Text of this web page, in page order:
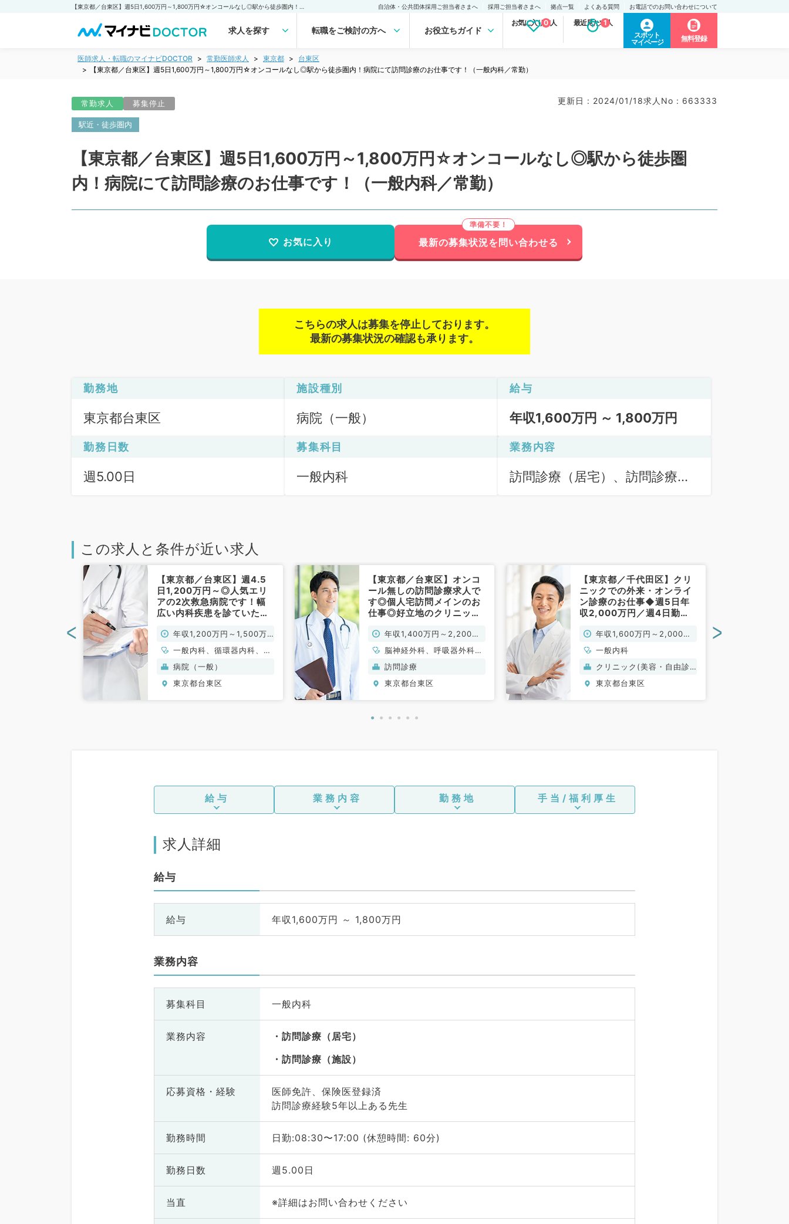
自治体・公共団体採用ご担当者さまへ 採用ご担当者さまへ 拠点一覧 よくある質問 お電話でのお問い合わせについて
求人を探す 転職をご検討の方へ お役立ちガイド
お気に入り求人
0 最近見た求人
1
スポット
マイページ
無料登録
医師求人・転職のマイナビDOCTOR 常勤医師求人 東京都
台東区
【東京都／台東区】週5日1,600万円～1,800万円☆オンコールなし◎駅から徒歩圏内！病院にて訪問診療のお仕事です！（一般内科／常勤）
常勤求人 募集停止 更新日 : 2024/01/18求人No : 663333
駅近・徒歩圏内
【東京都／台東区】週5日1,600万円～1,800万円☆オンコールなし◎駅から徒歩圏
内！病院にて訪問診療のお仕事です！（一般内科／常勤）
お気に入り 最新の募集状況を問い合わせる
こちらの求人は募集を停止しております。
最新の募集状況の確認も承ります。
勤務地
東京都台東区
施設種別
病院（一般）
給与
年収1,600万円 ～ 1,800万円
勤務日数
週5.00日
募集科目
一般内科
業務内容
訪問診療（居宅）、訪問診療
この求人と条件が近い求人
【東京都／台東区】週4.5
日1,200万円～◎人気エリ
アの2次救急病院です！幅
広い内科疾患を診ていただ
／常勤）
年収1,200万円～1,500万
一般内科、循環器内科、呼
吸器内科、消化器内科
病院（一般）
東京都台東区
【東京都／台東区】オンコ
ール無しの訪問診療求人で
す◎個人宅訪問メインのお
仕事◎好立地のクリニック
系、外科系／常勤）
年収1,400万円～2,200万
円
脳神経外科、呼吸器外科、
心臓血管外科、一般内科、
循環器内科、呼吸器内科、
消化器内科、外科系全般、
訪問診療
東京都台東区
【東京都／千代田区】クリ
ニックでの外来・オンライ
ン診療のお仕事◆週5日年
収2,000万円／週4日勤務
（一般内科／常勤）
年収1,600万円～2,000万
一般内科
クリニック(美容・自由診
療）
東京都台東区
< >
給与 業務内容 勤務地 手当/福利厚生
求人詳細
給与
給与 年収1,600万円 ～ 1,800万円
業務内容
募集科目 一般内科
業務内容
訪問診療（居宅）
訪問診療（施設）
応募資格・ 経験
医師免許、保険医登録済
訪問診療経験5年以上ある先生
勤務時間 日勤:08:30〜17:00 (休憩時間: 60分)
勤務日数 週5.00日
当直 ※詳細はお問い合わせください